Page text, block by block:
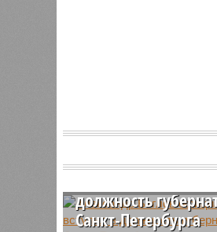
Александр Беглов
должность
Санкт-Петербурга